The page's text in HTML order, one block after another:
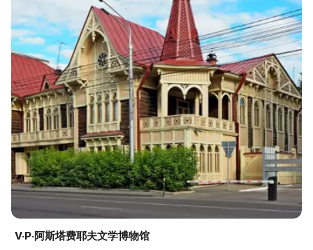
V·P·阿斯塔费耶夫文学博物馆